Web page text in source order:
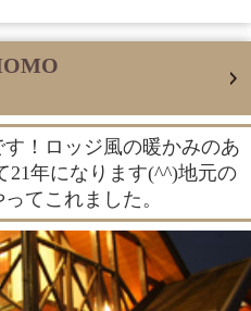
！ロッジ風の暖かみのあ
21年になります(^^)地元の
てこれました。